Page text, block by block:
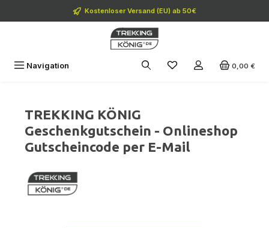
Zum Hauptinhalt springenKostenloser Versand (EU) ab 50€
Navigation 0,00 €
TREKKING KÖNIG
Geschenkgutschein - Onlineshop
Gutscheincode per E-Mail